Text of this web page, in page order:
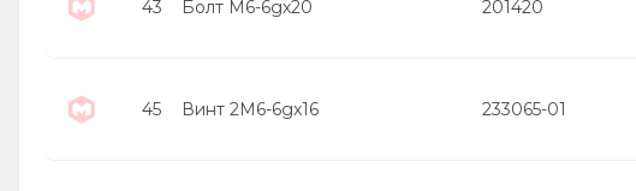
43 Болт М6-6gх20 201420
45 Винт 2М6-6gх16 233065-01